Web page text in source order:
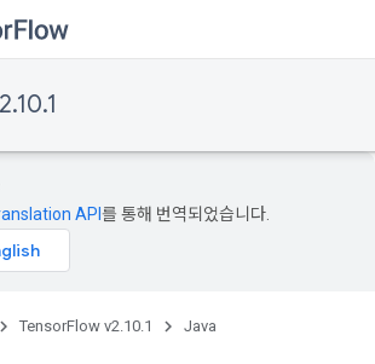
API 를 통해 번역되었습니다.
TensorFlow v2.10.1 Java